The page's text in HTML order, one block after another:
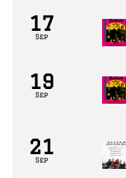
17
Sep
19
Sep
21
Sep